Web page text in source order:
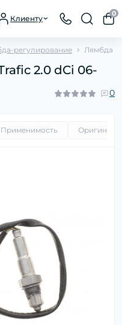
Клиенту
0
регулирование Лямбда
2.0 dCi 06-
0
Применимость